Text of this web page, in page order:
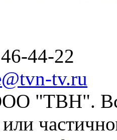
44-22
tv.ru
"ТВН".